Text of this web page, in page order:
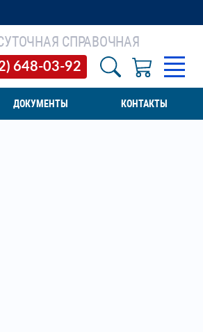
СПРАВОЧНАЯ
648-03-92
ДОКУМЕНТЫ КОНТАКТЫ